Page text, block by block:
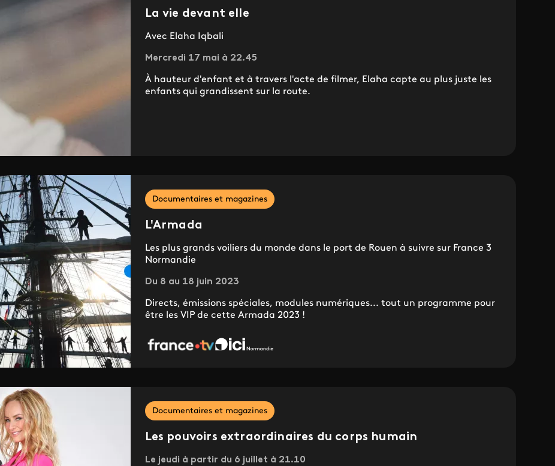
La vie devant elle
Avec Elaha Iqbali
Mercredi 17 mai à 22.45
À hauteur d'enfant et à travers l'acte de filmer, Elaha capte au plus juste les
enfants qui grandissent sur la route.
Documentaires et magazines
L'Armada
Les plus grands voiliers du monde dans le port de Rouen à suivre sur France 3
Normandie
Du 8 au 18 juin 2023
Directs, émissions spéciales, modules numériques... tout un programme pour
être les VIP de cette Armada 2023 !
Documentaires et magazines
Les pouvoirs extraordinaires du corps humain
Le jeudi à partir du 6 juillet à 21.10